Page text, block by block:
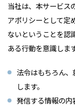
当社は、本サービス
アポリシーとして定
ないということを認
ある行動を意識します
法令はもちろん
します。
発信する情報の